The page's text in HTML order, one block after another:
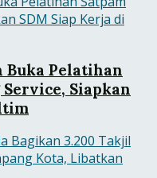
Buka Pelatihan
Siapkan